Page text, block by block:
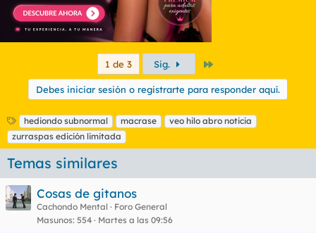
1 de 3 Sig.
Debes iniciar sesión o registrarte para responder aquí.
E
t
i
u
e
t
a
hediondo subnormal macrase
veo hilo abro noticia
zurraspas edición limitada
Temas similares
Cosas de gitanos
Cachondo Mental
Foro General
Masunos 554 Martes a las 09:56